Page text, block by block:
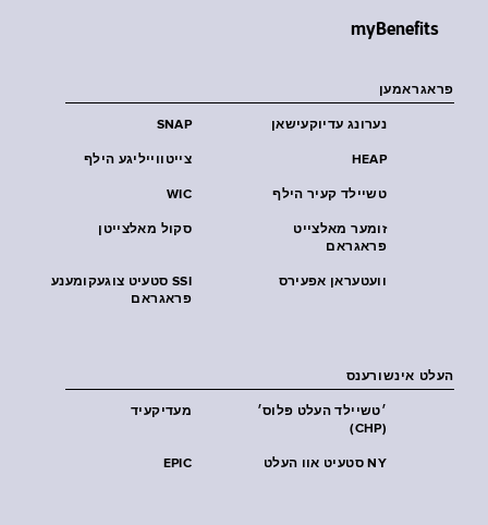
myBenefits
פראגראמען
SNAP נערונג עדיוקעישאן
צייטווייליגע הילף HEAP
WIC טשיילד קעיר הילף
סקול מאלצייטן
זומער מאלצייט
פראגראם
SSI סטעיט צוגעקומענע
פראגראם
וועטעראן אפעירס
העלט אינשורענס
מעדיקעיד
׳טשיילד העלט פּלוס׳
(CHP)
EPIC NY סטעיט אוו העלט